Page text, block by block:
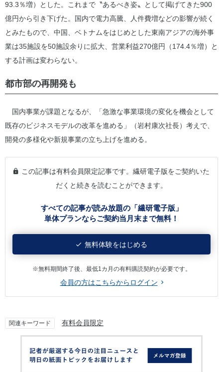
93.3％増）とした。これまで〝あるべき姿〟として掲げてきた900
億円から引き下げた。国内で電力高騰、人件費増などの影響が続く
とみたもので、中国、ベトナムをはじめとした東南アジアの海外事
業は35施設を50施設余りに拡大、営業利益270億円（174.4％増）と
する計画は変わらない。
都市部の再開発も
国内事業が課題となるが、「急激な事業環境の変化を機会として
既存のビジネスモデルの改革を進める」（岩村康次社長）考えで、
開発の多様化や新規事業の立ち上げを進める。
この記事は有料会員限定記事です。繊研電子版をご契約いた
だくと続きを読むことができます。
すべての記事が読み放題の「繊研電子版」
単体プランならご契約当月末まで無料！
無料体験をはじめる
※無料期間終了後、最低1カ月の有料購読契約が必要です。
会員の方はこちらからログイン
関連キーワード 有料会員限定